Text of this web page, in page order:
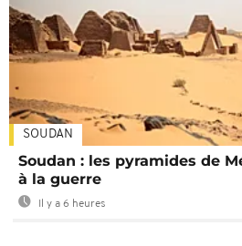
SOUDAN
Soudan : les pyramides de
à la guerre
Il y a 6 heures